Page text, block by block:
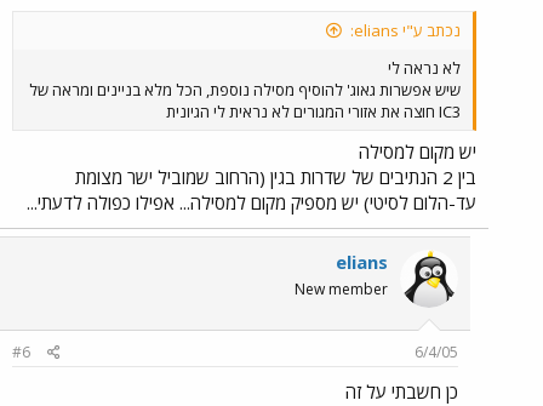
נכתב ע"י elians:
לא נראה לי
שיש אפשרות גאוג' להוסיף מסילה נוספת, הכל מלא בניינים ומראה של
IC3 חוצה את אזורי המגורים לא נראית לי הגיונית
יש מקום למסילה
בין 2 הנתיבים של שדרות בגין (הרחוב שמוביל ישר מצומת
עד-הלום לסיטי) יש מספיק מקום למסילה... אפילו כפולה לדעתי...
elians
New member
6/4/05
#6
כן חשבתי על זה